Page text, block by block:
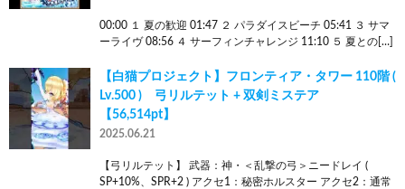
00:00 １ 夏の歓迎 01:47 ２ パラダイスビーチ 05:41 ３ サマ
ーライヴ 08:56 ４ サーフィンチャレンジ 11:10 ５ 夏との[…]
【白猫プロジェクト】フロンティア・タワー 110階 (
Lv.500 ) 弓リルテット + 双剣ミステア
【56,514pt】
2025.06.21
【弓リルテット】 武器：神・＜乱撃の弓＞ニードレイ (
SP+10%、SPR+2 ) アクセ1：秘密ホルスター アクセ2：通常